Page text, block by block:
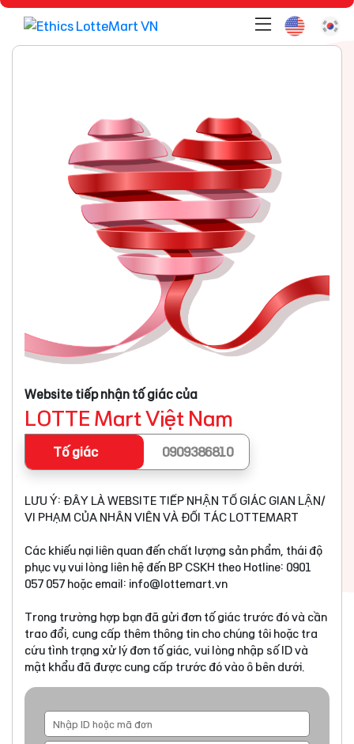
Website tiếp nhận tố giác của
LOTTE Mart Việt Nam
Tố giác 0909386810
LƯU Ý: ĐÂY LÀ WEBSITE TIẾP NHẬN TỐ GIÁC GIAN LẬN/
VI PHẠM CỦA NHÂN VIÊN VÀ ĐỐI TÁC LOTTEMART
Các khiếu nại liên quan đến chất lượng sản phẩm, thái độ
phục vụ vui lòng liên hệ đến BP CSKH theo Hotline: 0901
057 057 hoặc email: info@lottemart.vn
Trong trường hợp bạn đã gửi đơn tố giác trước đó và cần
trao đổi, cung cấp thêm thông tin cho chúng tôi hoặc tra
cứu tình trạng xử lý đơn tố giác, vui lòng nhập số ID và
mật khẩu đã được cung cấp trước đó vào ô bên dưới.